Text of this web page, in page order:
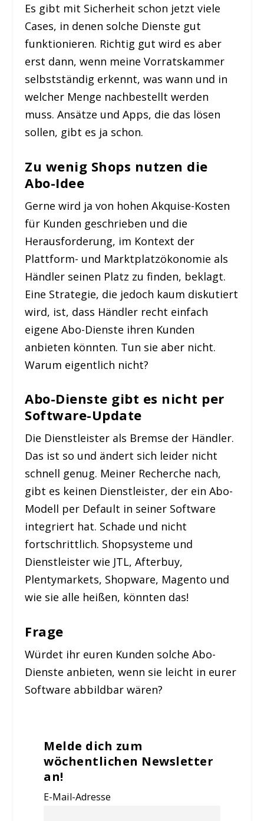
Es gibt mit Sicherheit schon jetzt viele
Cases, in denen solche Dienste gut
funktionieren. Richtig gut wird es aber
erst dann, wenn meine Vorratskammer
selbstständig erkennt, was wann und in
welcher Menge nachbestellt werden
muss. Ansätze und Apps, die das lösen
sollen, gibt es ja schon.
Zu wenig Shops nutzen die
Abo-Idee
Gerne wird ja von hohen Akquise-Kosten
für Kunden geschrieben und die
Herausforderung, im Kontext der
Plattform- und Marktplatzökonomie als
Händler seinen Platz zu finden, beklagt.
Eine Strategie, die jedoch kaum diskutiert
wird, ist, dass Händler recht einfach
eigene Abo-Dienste ihren Kunden
anbieten könnten. Tun sie aber nicht.
Warum eigentlich nicht?
Abo-Dienste gibt es nicht per
Software-Update
Die Dienstleister als Bremse der Händler.
Das ist so und ändert sich leider nicht
schnell genug. Meiner Recherche nach,
gibt es keinen Dienstleister, der ein Abo-
Modell per Default in seiner Software
integriert hat. Schade und nicht
fortschrittlich. Shopsysteme und
Dienstleister wie JTL, Afterbuy,
Plentymarkets, Shopware, Magento und
wie sie alle heißen, könnten das!
Frage
Würdet ihr euren Kunden solche Abo-
Dienste anbieten, wenn sie leicht in eurer
Software abbildbar wären?
Melde dich zum
wöchentlichen Newsletter
an!
E-Mail-Adresse